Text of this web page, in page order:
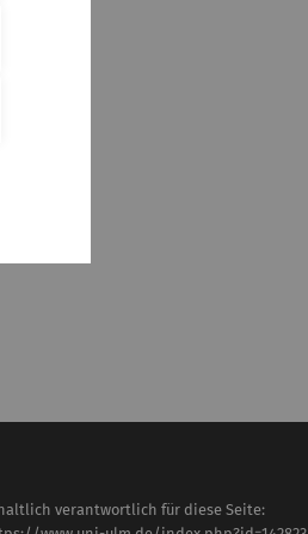
verantwortlich für diese Seite: